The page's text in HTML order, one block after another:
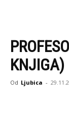
KNJIGA)
Od Ljubica -